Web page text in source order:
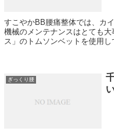
すこやかBB腰痛整体では、カ
機械のメンテナンスはとても
ス」のトムソンベットを使用
ぎっくり腰